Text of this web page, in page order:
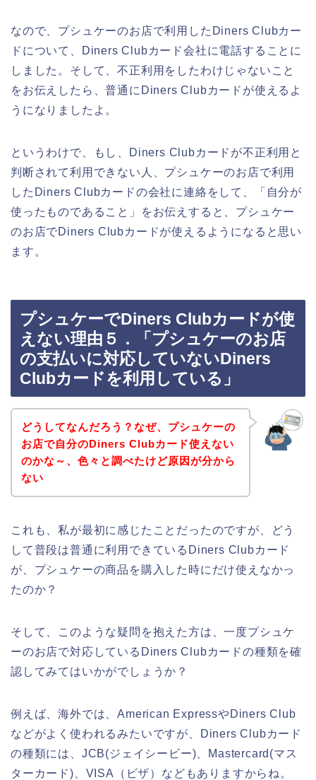
なので、プシュケーのお店で利用したDiners Clubカー
ドについて、Diners Clubカード会社に電話することに
しました。そして、不正利用をしたわけじゃないこと
をお伝えしたら、普通にDiners Clubカードが使えるよ
うになりましたよ。
というわけで、もし、Diners Clubカードが不正利用と
判断されて利用できない人、プシュケーのお店で利用
したDiners Clubカードの会社に連絡をして、「自分が
使ったものであること」をお伝えすると、プシュケー
のお店でDiners Clubカードが使えるようになると思い
ます。
プシュケーでDiners Clubカードが使
えない理由５．「プシュケーのお店
の支払いに対応していないDiners
Clubカードを利用している」
どうしてなんだろう？なぜ、プシュケーの
お店で自分のDiners Clubカード使えない
のかな～、色々と調べたけど原因が分から
ない
これも、私が最初に感じたことだったのですが、どう
して普段は普通に利用できているDiners Clubカード
が、プシュケーの商品を購入した時にだけ使えなかっ
たのか？
そして、このような疑問を抱えた方は、一度プシュケ
ーのお店で対応しているDiners Clubカードの種類を確
認してみてはいかがでしょうか？
例えば、海外では、American ExpressやDiners Club
などがよく使われるみたいですが、Diners Clubカード
の種類には、JCB(ジェイシービー)、Mastercard(マス
ターカード)、VISA（ビザ）などもありますからね。